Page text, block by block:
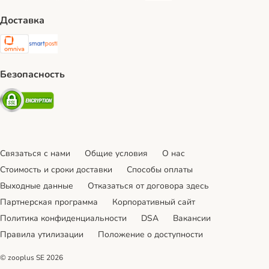
Доставка
Omniva Shipping Method
SmartPosti Shipping Method
Безопасность
Security
Связаться с нами Общие условия
О нас
Стоимость и сроки доставки
Cпособы оплаты
Выходные данные
Отказаться от договора здесь
Партнерская программа
Корпоративный сайт
Политика конфиденциальности
DSA
Вакансии
Правила утилизации
Положение о доступности
© zooplus SE 2026